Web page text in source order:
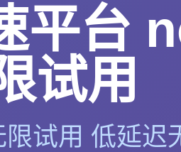
平台
试用
试用 低延迟